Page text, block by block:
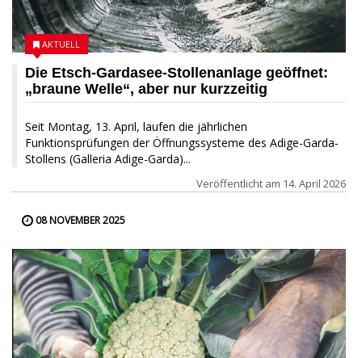
Die Etsch-Gardasee-Stollenanlage geöffnet:
„braune Welle“, aber nur kurzzeitig
Seit Montag, 13. April, laufen die jährlichen
Funktionsprüfungen der Öffnungssysteme des Adige-Garda-
Stollens (Galleria Adige-Garda)...
AKTUELL
Veröffentlicht am 14. April 2026
08 NOVEMBER 2025